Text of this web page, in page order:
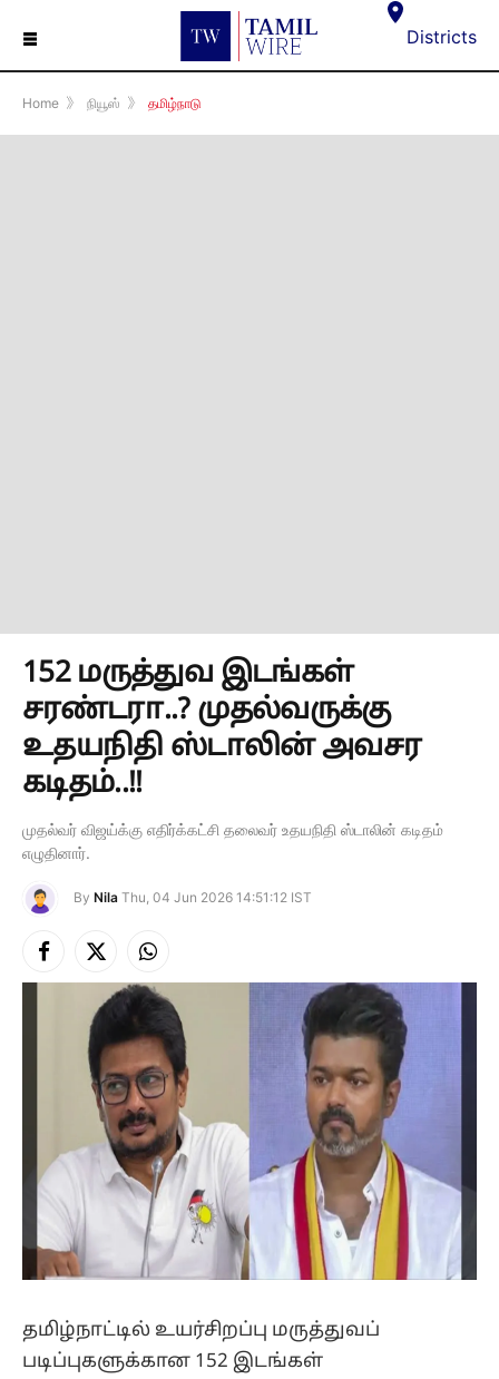
☰ Districts
Home 》 நியூஸ் 》 தமிழ்நாடு
152 மருத்துவ இடங்கள்
சரண்டரா..? முதல்வருக்கு
உதயநிதி ஸ்டாலின் அவசர
கடிதம்..!!
முதல்வர் விஜய்க்கு எதிர்க்கட்சி தலைவர் உதயநிதி ஸ்டாலின் கடிதம்
எழுதினார்.
By Nila Thu, 04 Jun 2026 14:51:12 IST
Facebook
X
(Twitter)
Instagram
தமிழ்நாட்டில் உயர்சிறப்பு மருத்துவப்
படிப்புகளுக்கான 152 இடங்கள்